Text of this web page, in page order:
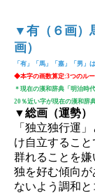
▼有（６画）
画）
「有」「馬」「嘉」「男」
◆本字の画数算定:3つのル
＊現在の漢和辞典「明治時
20％近い字が現在の漢和辞
▼総画（運勢）
「独立独行運
け自立すること
群れることを
独を好む傾向
ないよう調和